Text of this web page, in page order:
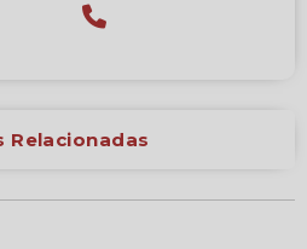
Relacionadas